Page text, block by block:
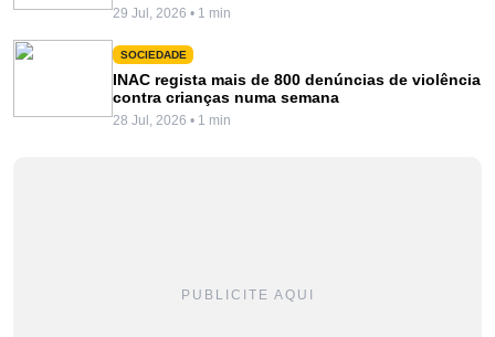
29 Jul, 2026 • 1 min
SOCIEDADE
INAC regista mais de 800 denúncias de violência
contra crianças numa semana
28 Jul, 2026 • 1 min
PUBLICITE AQUI